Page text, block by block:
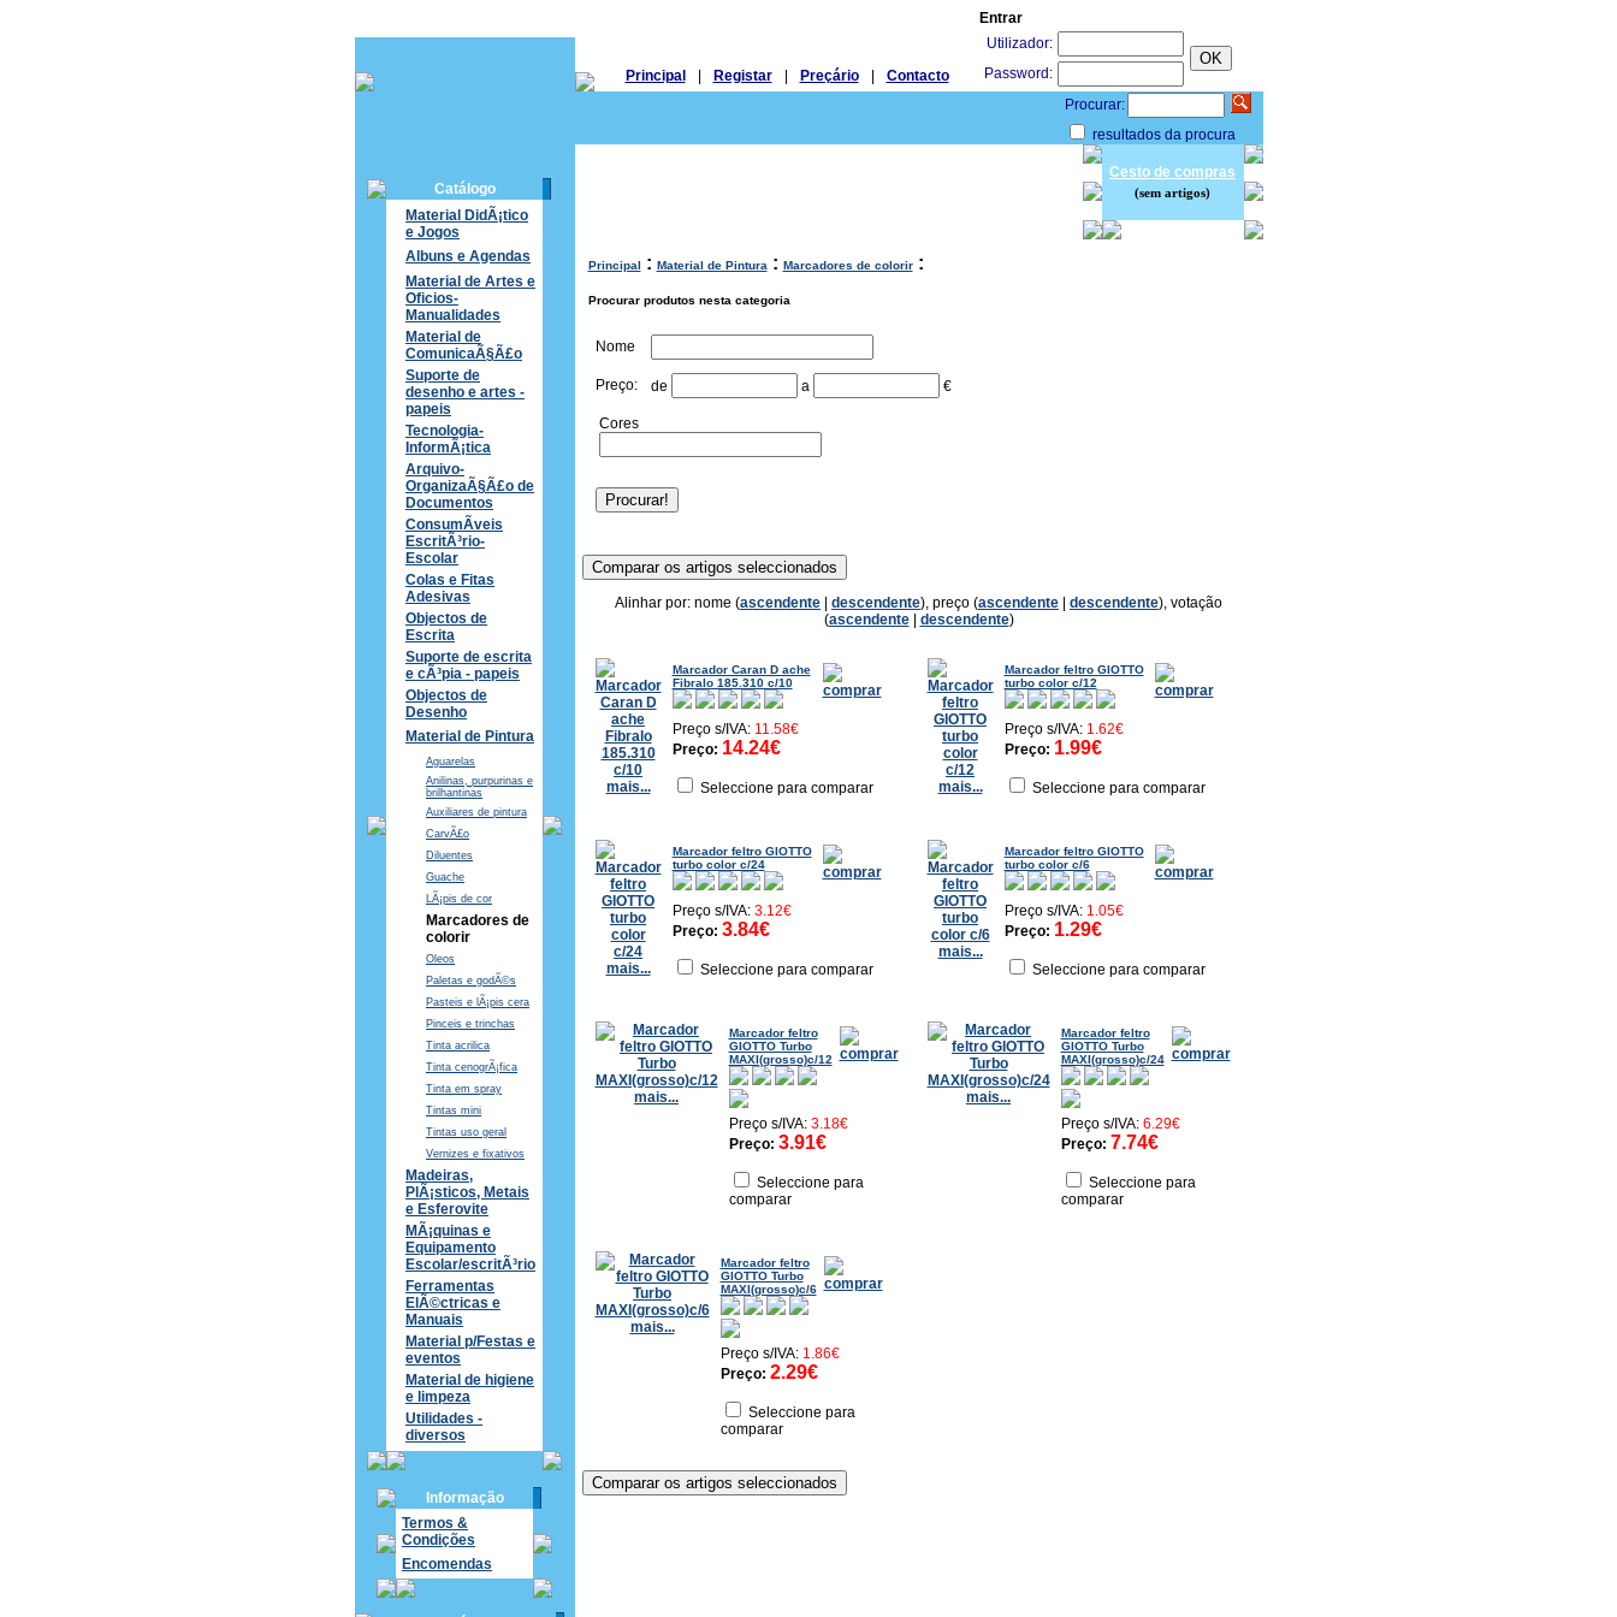
Entrar
Utilizador:
Password:
Principal Registar Preçário
Contacto
Procurar:
resultados da procura
Catálogo
Material DidÃ¡tico
e Jogos
Albuns e Agendas
Material de Artes e
Oficios-
Manualidades
Material de
ComunicaÃ§Ã£o
Suporte de
desenho e artes -
papeis
Tecnologia-
InformÃ¡tica
Arquivo-
OrganizaÃ§Ã£o de
Documentos
ConsumÃ­veis
EscritÃ³rio-
Escolar
Colas e Fitas
Adesivas
Objectos de
Escrita
Suporte de escrita
e cÃ³pia - papeis
Objectos de
Desenho
Material de Pintura
Aguarelas
Anilinas, purpurinas e
brilhantinas
Auxiliares de pintura
CarvÃ£o
Diluentes
Guache
LÃ¡pis de cor
Marcadores de
colorir
Oleos
Paletas e godÃ©s
Pasteis e lÃ¡pis cera
Pinceis e trinchas
Tinta acrilica
Tinta cenogrÃ¡fica
Tinta em spray
Tintas mini
Tintas uso geral
Vernizes e fixativos
Madeiras,
PlÃ¡sticos, Metais
e Esferovite
MÃ¡quinas e
Equipamento
Escolar/escritÃ³rio
Ferramentas
ElÃ©ctricas e
Manuais
Material p/Festas e
eventos
Material de higiene
e limpeza
Utilidades -
diversos
Informação
Termos &
Condições
Encomendas
Cesto de compras
(sem artigos)
Principal : Material de Pintura : Marcadores de colorir:
Procurar produtos nesta categoria
Nome
Preço: de a €
Cores
Alinhar por: nome (ascendente descendente), preço (ascendente descendente), votação
(ascendente| descendente)
mais...
Marcador Caran D ache
Fibralo 185.310 c/10
Preço s/IVA: 11.58€
Preço: 14.24€
Seleccione para comparar mais...
Marcador feltro GIOTTO
turbo color c/12
Preço s/IVA: 1.62€
Preço: 1.99€
Seleccione para comparar
mais...
Marcador feltro GIOTTO
turbo color c/24
Preço s/IVA: 3.12€
Preço: 3.84€
Seleccione para comparar
mais...
Marcador feltro GIOTTO
turbo color c/6
Preço s/IVA: 1.05€
Preço: 1.29€
Seleccione para comparar
mais...
Marcador feltro
GIOTTO Turbo
MAXI(grosso)c/12
Preço s/IVA: 3.18€
Preço: 3.91€
Seleccione para
comparar
mais...
Marcador feltro
GIOTTO Turbo
MAXI(grosso)c/24
Preço s/IVA: 6.29€
Preço: 7.74€
Seleccione para
comparar
mais...
Marcador feltro
GIOTTO Turbo
MAXI(grosso)c/6
Preço s/IVA: 1.86€
Preço: 2.29€
Seleccione para
comparar